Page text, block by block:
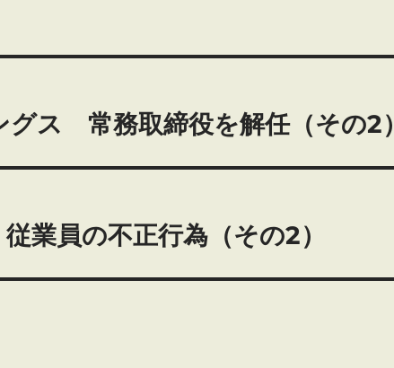
グス 常務取締役を解任（その2）
業員の不正行為（その2）